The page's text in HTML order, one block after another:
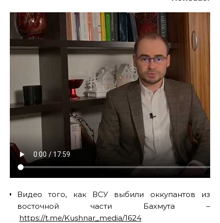
Видео того, как ВСУ выбили оккупантов из
восточной части Бахмута –
https://t.me/Kushnar_media/1624